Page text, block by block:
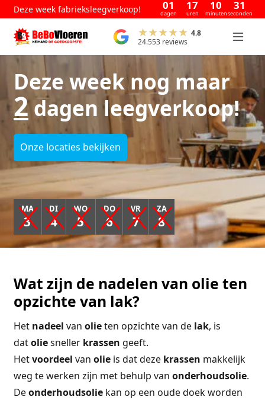
Deze week fabrieksleegverkoop! 01
dagen
17
uren
10
minuten
30
seconden
4.8
24.553 reviews
Deze week nog maar
2dagen leegverkoop!
Onze locaties bekijken
MA
3
DI
4
WO
5
DO
6
VR
7
ZA
8
Wat zijn de nadelen van olie ten
opzichte van lak?
Het nadeel van olieten opzichte van de lak, is
datoliesneller krassen geeft.
Hetvoordeel van olieis dat deze krassen makkelijk
weg te werken zijn met behulp van onderhoudsolie.
Deonderhoudsoliekan op een oude doek worden